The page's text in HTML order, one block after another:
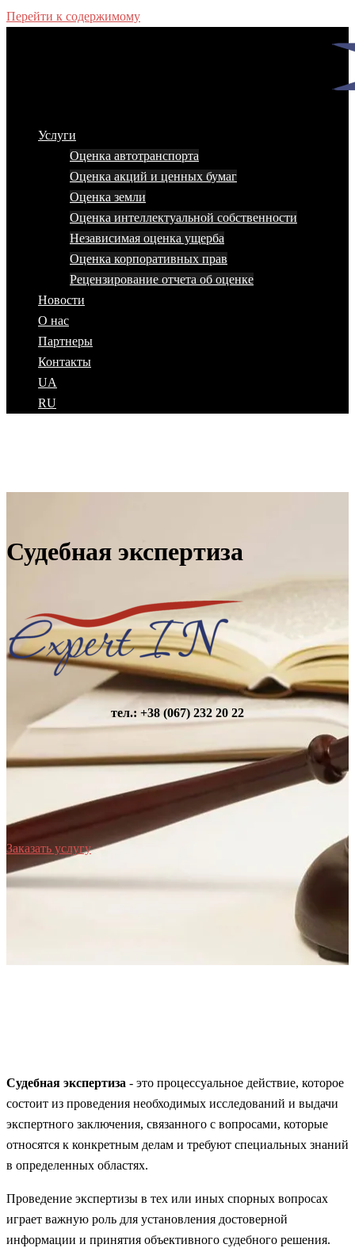
Перейти к содержимому
Услуги
Оценка автотранспорта
Оценка акций и ценных бумаг
Оценка земли
Оценка интеллектуальной собственности
Независимая оценка ущерба
Оценка корпоративных прав
Рецензирование отчета об оценке
Новости
О нас
Партнеры
Контакты
UA
RU
Судебная экспертиза
тел.: +38 (067) 232 20 22
Заказать услугу
Судебная экспертиза - это процессуальное действие, которое
состоит из проведения необходимых исследований и выдачи
экспертного заключения, связанного с вопросами, которые
относятся к конкретным делам и требуют специальных знаний
в определенных областях.
Проведение экспертизы в тех или иных спорных вопросах
играет важную роль для установления достоверной
информации и принятия объективного судебного решения.